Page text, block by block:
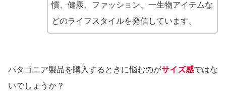
慣、健康、ファッション、一生物アイテムな
どのライフスタイルを発信しています。
パタゴニア製品を購入するときに悩むのがサイズ感ではな
いでしょうか？